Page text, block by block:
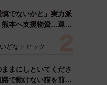
慎でないかと」実力派
熊本へ支援物資…運搬
「痛いほど伝わる」
どなトピック
ままにしといてくださ
路で動けない猫を前に